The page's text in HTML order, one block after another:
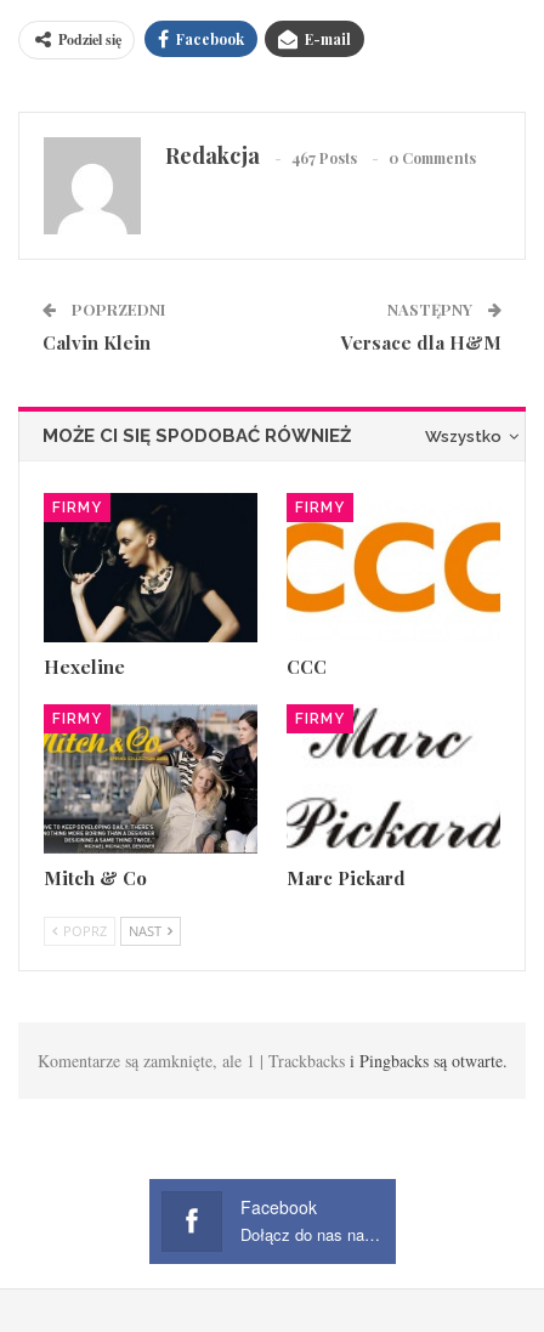
Podziel się Facebook E-mail
Redakcja 467 Posts 0 Comments
POPRZEDNI
Calvin Klein
NASTĘPNY
Versace dla H&M
Wszystko
MOŻE CI SIĘ SPODOBAĆ RÓWNIEŻ
FIRMY
Hexeline
FIRMY
CCC
FIRMY
Mitch & Co
FIRMY
Marc Pickard
POPRZ NAST
Komentarze są zamknięte, ale 1 | Trackbacks i Pingbacks są otwarte.
Facebook
Dołącz do nas na Facebook